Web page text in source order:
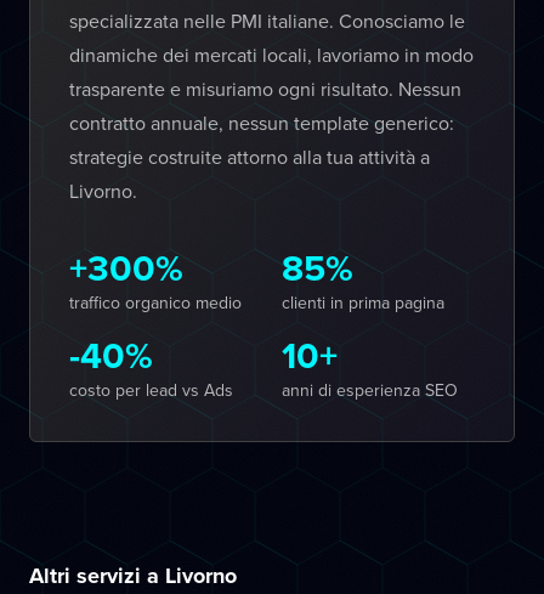
specializzata nelle PMI italiane. Conosciamo le
dinamiche dei mercati locali, lavoriamo in modo
trasparente e misuriamo ogni risultato. Nessun
contratto annuale, nessun template generico:
strategie costruite attorno alla tua attività a
Livorno.
+300%
traffico organico medio
85%
clienti in prima pagina
-40%
costo per lead vs Ads
10+
anni di esperienza SEO
Altri servizi a Livorno